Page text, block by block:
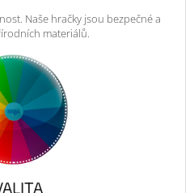
Naše hračky jsou bezpečné a
materiálů.